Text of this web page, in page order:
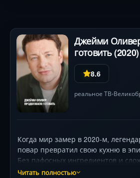
Джейми
готовить (2020)
8.6
реальное ТВ•
Когда мир замер в 2020-м,
повар превратил свою кухню в
Без пафосных ингредиентов и
демонстрирует, как обычные
Читать полностью